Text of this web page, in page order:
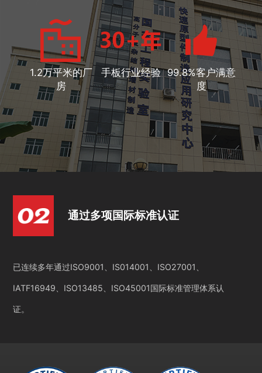
1.2万平米的厂
房
手板行业经验 99.8%客户满意
度
通过多项国际标准认证
已连续多年通过ISO9001、IS014001、ISO27001、
IATF16949、ISO13485、ISO45001国际标准管理体系认
证。